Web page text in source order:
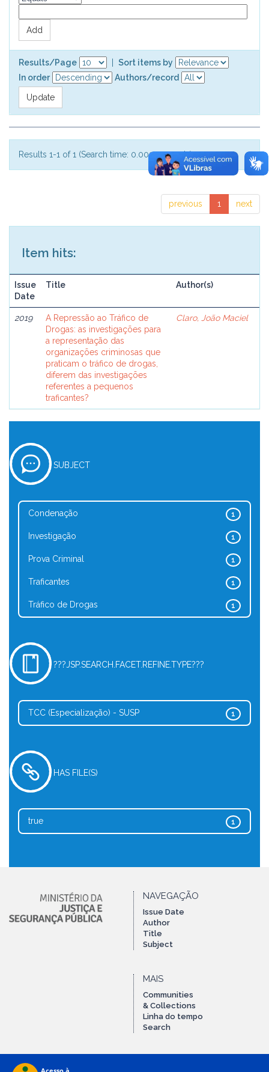
Results/Page
Sort items by
In order
Authors/record
Results 1-1 of 1 (Search time: 0.002 seconds).
previous 1 next
Item hits:
Issue
Date
Title Author(s)
2019
A Repressão ao Tráfico de
Drogas: as investigações para
a representação das
organizações criminosas que
praticam o tráfico de drogas,
diferem das investigações
referentes a pequenos
traficantes?
Claro, João Maciel
SUBJECT
1
Condenação
1
Investigação
1
Prova Criminal
1
Traficantes
1
Tráfico de Drogas
???JSP.SEARCH.FACET.REFINE.TYPE???
1
TCC (Especialização) - SUSP
HAS FILE(S)
1
true
NAVEGAÇÃO
Issue Date
Author
Title
Subject
MAIS
Communities
& Collections
Linha do tempo
Search